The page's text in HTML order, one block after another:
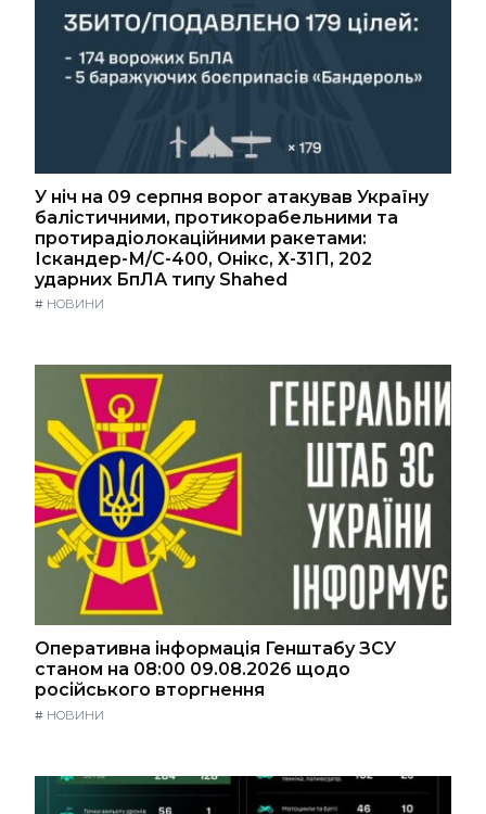
У ніч на 09 серпня ворог атакував Україну
балістичними, протикорабельними та
протирадіолокаційними ракетами:
Іскандер-М/С-400, Онікс, Х-31П, 202
ударних БпЛА типу Shahed
# НОВИНИ
Оперативна інформація Генштабу ЗСУ
станом на 08:00 09.08.2026 щодо
російського вторгнення
# НОВИНИ